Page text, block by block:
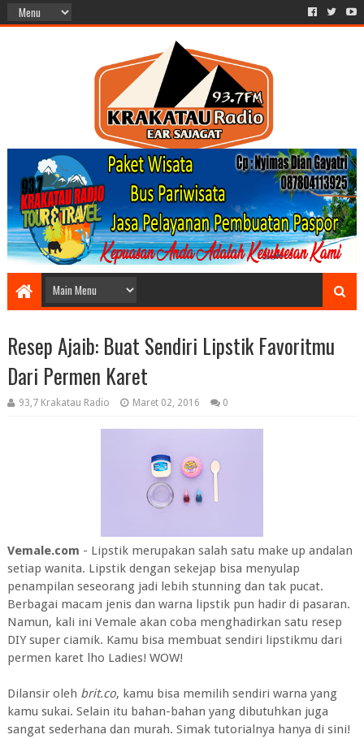
Resep Ajaib: Buat Sendiri Lipstik Favoritmu
Dari Permen Karet
93,7 Krakatau Radio Maret 02, 2016 0
Vemale.com - Lipstik merupakan salah satu make up andalan
setiap wanita. Lipstik dengan sekejap bisa menyulap
penampilan seseorang jadi lebih stunning dan tak pucat.
Berbagai macam jenis dan warna lipstik pun hadir di pasaran.
Namun, kali ini Vemale akan coba menghadirkan satu resep
DIY super ciamik. Kamu bisa membuat sendiri lipstikmu dari
permen karet lho Ladies! WOW!
Dilansir oleh brit.co, kamu bisa memilih sendiri warna yang
kamu sukai. Selain itu bahan-bahan yang dibutuhkan juga
sangat sederhana dan murah. Simak tutorialnya hanya di sini!